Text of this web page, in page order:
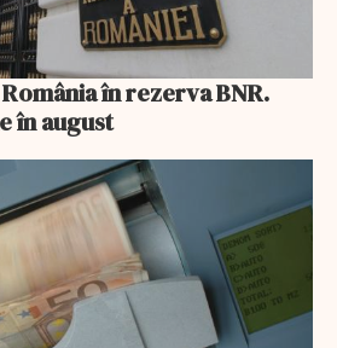
în rezerva BNR.
în august